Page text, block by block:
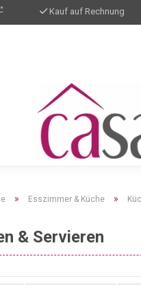
* Kauf auf Rechnung
» Esszimmer & Küche »
& Servieren